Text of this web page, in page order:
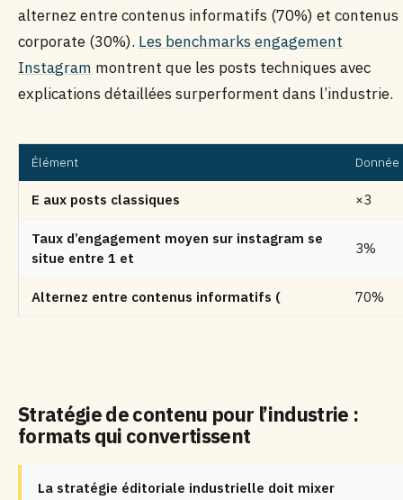
alternez entre contenus informatifs (70%) et contenus
corporate (30%). Les benchmarks engagement
Instagram montrent que les posts techniques avec
explications détaillées surperforment dans l’industrie.
Élément Donnée
E aux posts classiques ×3
Taux d’engagement moyen sur instagram se
situe entre 1 et
3%
Alternez entre contenus informatifs ( 70%
Stratégie de contenu pour l’industrie :
formats qui convertissent
La stratégie éditoriale industrielle doit mixer